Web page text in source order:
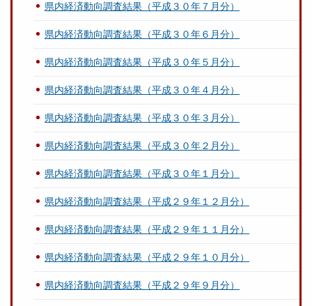
県内経済動向調査結果（平成３０年７月分）
県内経済動向調査結果（平成３０年６月分）
県内経済動向調査結果（平成３０年５月分）
県内経済動向調査結果（平成３０年４月分）
県内経済動向調査結果（平成３０年３月分）
県内経済動向調査結果（平成３０年２月分）
県内経済動向調査結果（平成３０年１月分）
県内経済動向調査結果（平成２９年１２月分）
県内経済動向調査結果（平成２９年１１月分）
県内経済動向調査結果（平成２９年１０月分）
県内経済動向調査結果（平成２９年９月分）